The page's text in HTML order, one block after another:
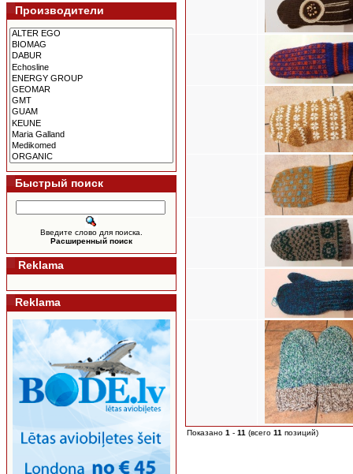
Производители
Быстрый поиск
Введите слово для поиска.
Расширенный поиск
Reklama
Reklama
Показано 1 - 11 (всего 11 позиций)